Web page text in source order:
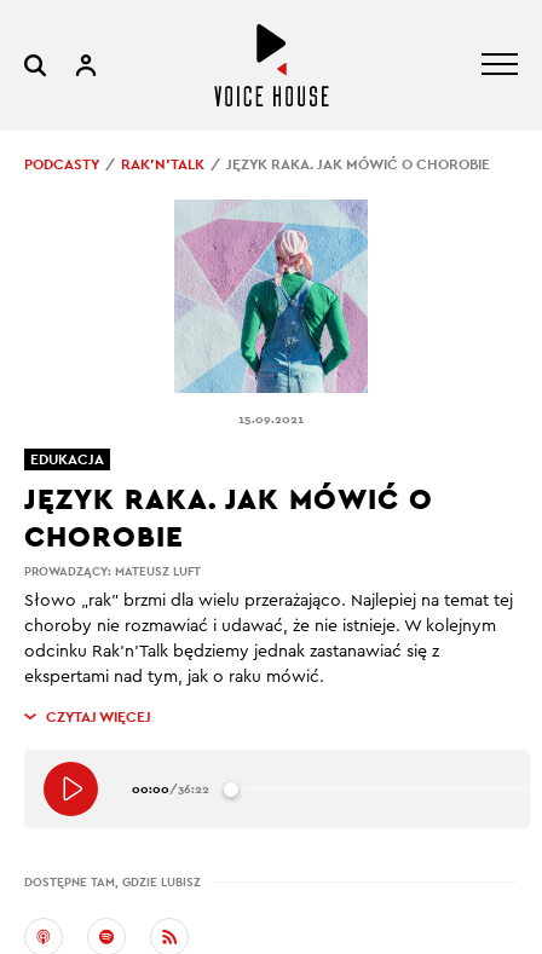
PODCASTY RAK’N’TALK JĘZYK RAKA. JAK MÓWIĆ O CHOROBIE
15.09.2021
PROWADZĄCY: MATEUSZ LUFT
JĘZYK RAKA. JAK MÓWIĆ O
CHOROBIE
Słowo „rak” brzmi dla wielu przerażająco. Najlepiej na temat tej
choroby nie rozmawiać i udawać, że nie istnieje. W kolejnym
odcinku Rak’n’Talk będziemy jednak zastanawiać się z
ekspertami nad tym, jak o raku mówić.
CZYTAJ WIĘCEJ
00:00/36:22
DOSTĘPNE TAM, GDZIE LUBISZ
EDUKACJA